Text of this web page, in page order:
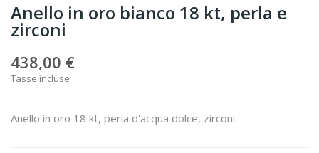
Anello in oro bianco 18 kt, perla e
zirconi
438,00 €
Tasse incluse
Anello in oro 18 kt, perla d'acqua dolce, zirconi.